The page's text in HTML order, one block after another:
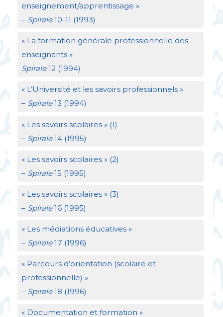
enseignement/apprentissage »
– Spirale10-11 (1993)
« La formation générale professionnelle des
enseignants »
Spirale12 (1994)
« L’Université et les savoirs professionnels »
– Spirale13 (1994)
« Les savoirs scolaires » (1)
– Spirale14 (1995)
« Les savoirs scolaires » (2)
– Spirale15 (1995)
« Les savoirs scolaires » (3)
– Spirale16 (1995)
« Les médiations éducatives »
– Spirale17 (1996)
« Parcours d’orientation (scolaire et
professionnelle) »
– Spirale18 (1996)
« Documentation et formation »